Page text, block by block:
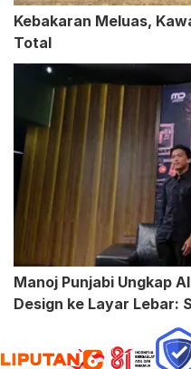
Kebakaran Meluas,
Total
Manoj Punjabi Ungkap
Design ke Layar Lebar: